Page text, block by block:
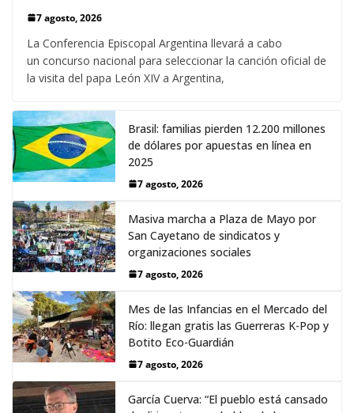
7 agosto, 2026
La Conferencia Episcopal Argentina llevará a cabo
un concurso nacional para seleccionar la canción oficial de
la visita del papa León XIV a Argentina,
Brasil: familias pierden 12.200 millones
de dólares por apuestas en línea en
2025
7 agosto, 2026
Masiva marcha a Plaza de Mayo por
San Cayetano de sindicatos y
organizaciones sociales
7 agosto, 2026
Mes de las Infancias en el Mercado del
Río: llegan gratis las Guerreras K-Pop y
Botito Eco-Guardián
7 agosto, 2026
García Cuerva: “El pueblo está cansado